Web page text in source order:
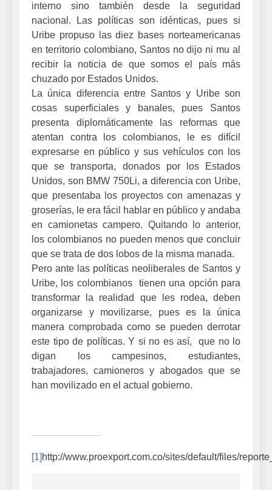
interno sino también desde la seguridad
nacional. Las políticas son idénticas, pues si
Uribe propuso las diez bases norteamericanas
en territorio colombiano, Santos no dijo ni mu al
recibir la noticia de que somos el país más
chuzado por Estados Unidos.
La única diferencia entre Santos y Uribe son
cosas superficiales y banales, pues Santos
presenta diplomáticamente las reformas que
atentan contra los colombianos, le es difícil
expresarse en público y sus vehículos con los
que se transporta, donados por los Estados
Unidos, son BMW 750Li, a diferencia con Uribe,
que presentaba los proyectos con amenazas y
groserías, le era fácil hablar en público y andaba
en camionetas campero. Quitando lo anterior,
los colombianos no pueden menos que concluir
que se trata de dos lobos de la misma manada.
Pero ante las políticas neoliberales de Santos y
Uribe, los colombianos tienen una opción para
transformar la realidad que les rodea, deben
organizarse y movilizarse, pues es la única
manera comprobada como se pueden derrotar
este tipo de políticas. Y si no es así, que no lo
digan los campesinos, estudiantes,
trabajadores, camioneros y abogados que se
han movilizado en el actual gobierno.
[1] http://www.proexport.com.co/sites/default/files/